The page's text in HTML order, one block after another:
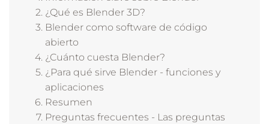
¿Qué es Blender 3D?
Blender como software de código
abierto
¿Cuánto cuesta Blender?
¿Para qué sirve Blender - funciones y
aplicaciones
Resumen
Preguntas frecuentes - Las preguntas